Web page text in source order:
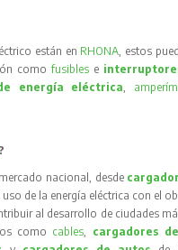
están en RHONA, estos
comofusibles e
energía eléctrica,
?
nacional, desde
de la energía eléctrica con el
al desarrollo de ciudades
como cables, cargadores